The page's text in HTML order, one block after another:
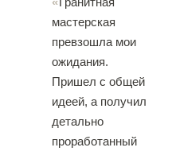
мастерская
превзошла мои
ожидания.
Пришел с общей
идеей, а получил
детально
проработанный